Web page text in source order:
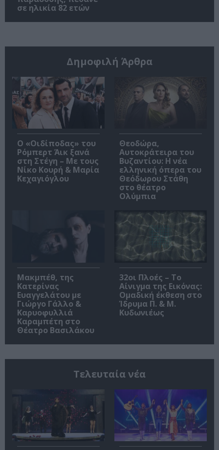
σε ηλικία 82 ετών
Δημοφιλή Άρθρα
O «Οιδίποδας» του
Ρόμπερτ Άικ ξανά
στη Στέγη – Με τους
Νίκο Κουρή & Μαρία
Κεχαγιόγλου
Θεοδώρα,
Αυτοκράτειρα του
Βυζαντίου: Η νέα
ελληνική όπερα του
Θεόδωρου Στάθη
στο θέατρο
Ολύμπια
Μακμπέθ, της
Κατερίνας
Ευαγγελάτου με
Γιώργο Γάλλο &
Καρυοφυλλιά
Καραμπέτη στο
Θέατρο Βασιλάκου
32οι Πλοές – Το
Αίνιγμα της Εικόνας:
Ομαδική έκθεση στο
Ίδρυμα Π. & Μ.
Κυδωνιέως
Τελευταία νέα